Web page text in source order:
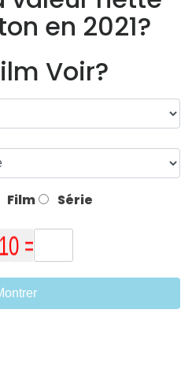
en 2021?
Voir?
Film Série